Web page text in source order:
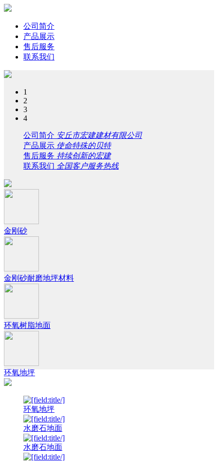
公司简介
产品展示
售后服务
联系我们
1
2
3
4
公司简介 安丘市宏建建材有限公司
产品展示 使命特殊的贝特
售后服务 持续创新的宏建
联系我们 全国客户服务热线
金刚砂
金刚砂耐磨地坪材料
环氧树脂地面
环氧地坪
环氧地坪
水磨石地面
水磨石地面